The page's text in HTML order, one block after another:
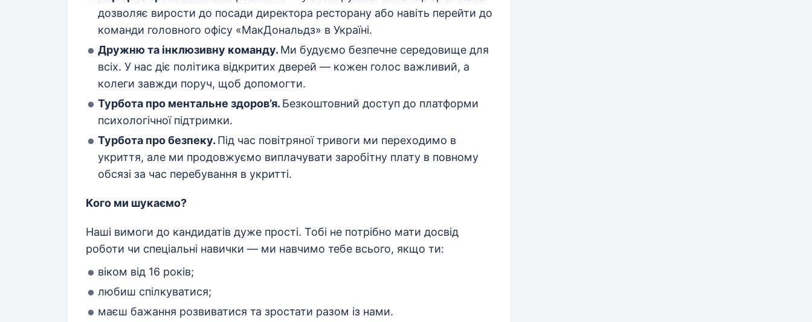
дозволяє вирости до посади директора ресторану або навіть перейти до
команди головного офісу «МакДональдз» в Україні.
Дружню та інклюзивну команду. Ми будуємо безпечне середовище для
всіх. У нас діє політика відкритих дверей — кожен голос важливий, а
колеги завжди поруч, щоб допомогти.
Турбота про ментальне здоров’я. Безкоштовний доступ до платформи
психологічної підтримки.
Турбота про безпеку. Під час повітряної тривоги ми переходимо в
укриття, але ми продовжуємо виплачувати заробітну плату в повному
обсязі за час перебування в укритті.
Кого ми шукаємо?
Наші вимоги до кандидатів дуже прості. Тобі не потрібно мати досвід
роботи чи спеціальні навички — ми навчимо тебе всього, якщо ти:
віком від 16 років;
любиш спілкуватися;
маєш бажання розвиватися та зростати разом із нами.